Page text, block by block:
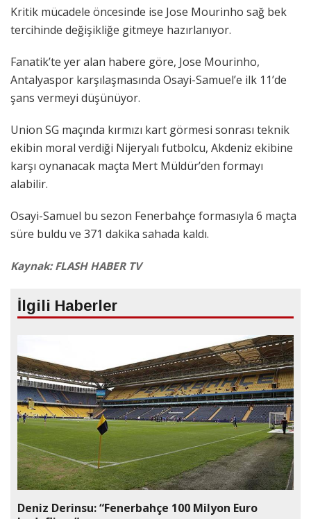
Kritik mücadele öncesinde ise Jose Mourinho sağ bek
tercihinde değişikliğe gitmeye hazırlanıyor.
Fanatik’te yer alan habere göre, Jose Mourinho,
Antalyaspor karşılaşmasında Osayi-Samuel’e ilk 11’de
şans vermeyi düşünüyor.
Union SG maçında kırmızı kart görmesi sonrası teknik
ekibin moral verdiği Nijeryalı futbolcu, Akdeniz ekibine
karşı oynanacak maçta Mert Müldür’den formayı
alabilir.
Osayi-Samuel bu sezon Fenerbahçe formasıyla 6 maçta
süre buldu ve 371 dakika sahada kaldı.
Kaynak: FLASH HABER TV
İlgili Haberler
Deniz Derinsu: “Fenerbahçe 100 Milyon Euro